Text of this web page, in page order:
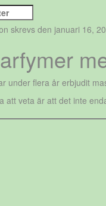
skrevs den januari 16,
under flera år erbjudit
att veta är att det inte